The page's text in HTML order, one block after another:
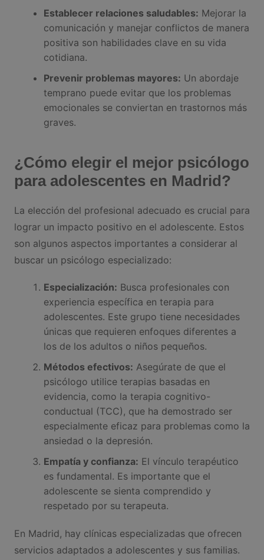
Establecer relaciones saludables: Mejorar la
comunicación y manejar conflictos de manera
positiva son habilidades clave en su vida
cotidiana.
Prevenir problemas mayores: Un abordaje
temprano puede evitar que los problemas
emocionales se conviertan en trastornos más
graves.
¿Cómo elegir el mejor psicólogo
para adolescentes en Madrid?
La elección del profesional adecuado es crucial para
lograr un impacto positivo en el adolescente. Estos
son algunos aspectos importantes a considerar al
buscar un psicólogo especializado:
Especialización: Busca profesionales con
experiencia específica en terapia para
adolescentes. Este grupo tiene necesidades
únicas que requieren enfoques diferentes a
los de los adultos o niños pequeños.
Métodos efectivos: Asegúrate de que el
psicólogo utilice terapias basadas en
evidencia, como la terapia cognitivo-
conductual (TCC), que ha demostrado ser
especialmente eficaz para problemas como la
ansiedad o la depresión.
Empatía y confianza: El vínculo terapéutico
es fundamental. Es importante que el
adolescente se sienta comprendido y
respetado por su terapeuta.
En Madrid, hay clínicas especializadas que ofrecen
servicios adaptados a adolescentes y sus familias.